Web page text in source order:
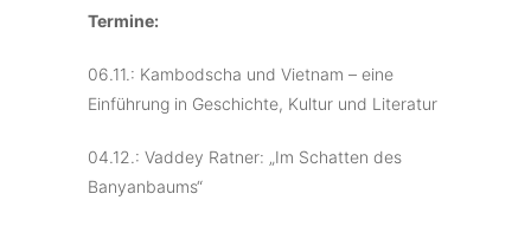
Termine:
06.11.: Kambodscha und Vietnam – eine
Einführung in Geschichte, Kultur und Literatur
04.12.: Vaddey Ratner: „Im Schatten des
Banyanbaums“